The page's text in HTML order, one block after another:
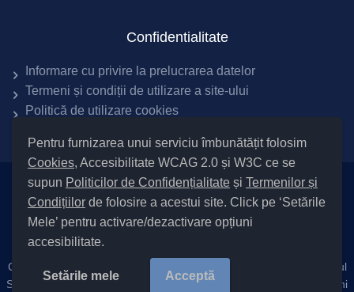
Pentru furnizarea unui serviciu îmbunătățit folosim
Cookies, Accesibilitate WCAG 2.0 și W3C ce se
supun Politicilor de Confidențialitate și Termenilor și
Condițiilor de folosire a acestui site. Click pe ‘Setările
Mele’ pentru activare/dezactivare opțiuni
accesibilitate.
Setările mele Acceptă
Confidentialitate
Informare cu privire la prelucrarea datelor
Termeni și condiții de utilizare a site-ului
Politică de utilizare cookies
Setări Cookies și Accesibilitate
Informare cu privire la prelucrarea datelor|
Politică de utilizare
| Termeni și condiții de utilizare a site-ului
Cod Județ 4 / Județul Bacău / Tipul UAT – 14 – C – Comună / Codul
SIRUTA al Unitații Administrativ-Teritoriale
Site Vechi